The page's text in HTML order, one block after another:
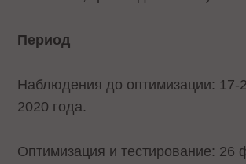
Период
Наблюдения до оптимизации: 17-
2020 года.
Оптимизация и тестирование: 26